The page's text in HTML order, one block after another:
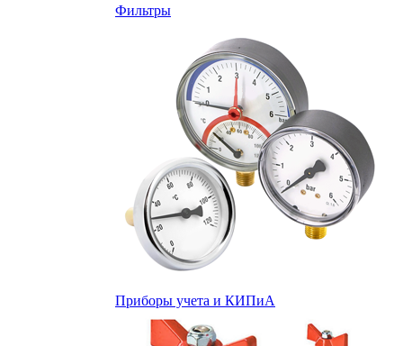
Фильтры
Приборы учета и КИПиА